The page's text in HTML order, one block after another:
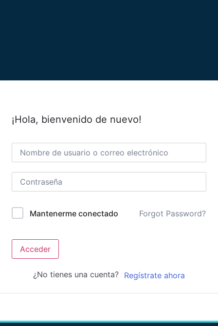
¡Hola, bienvenido de nuevo!
Mantenerme conectado Forgot Password?
Acceder
¿No tienes una cuenta? Regístrate ahora